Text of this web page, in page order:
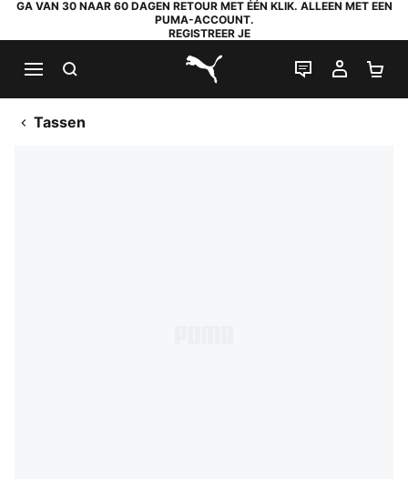
GA VAN 30 NAAR 60 DAGEN RETOUR MET ÉÉN KLIK. ALLEEN MET EEN
PUMA-ACCOUNT.
REGISTREER JE
PUMA.com
LIVE CHAT
MIJN
Tassen